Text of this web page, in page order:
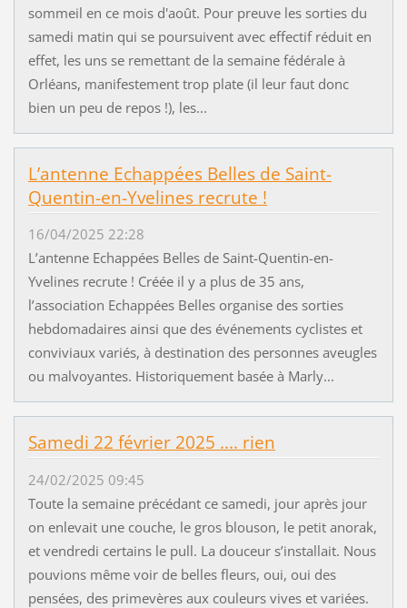
sommeil en ce mois d'août. Pour preuve les sorties du
samedi matin qui se poursuivent avec effectif réduit en
effet, les uns se remettant de la semaine fédérale à
Orléans, manifestement trop plate (il leur faut donc
bien un peu de repos !), les...
L’antenne Echappées Belles de Saint-
Quentin-en-Yvelines recrute !
16/04/2025 22:28
L’antenne Echappées Belles de Saint-Quentin-en-
Yvelines recrute ! Créée il y a plus de 35 ans,
l’association Echappées Belles organise des sorties
hebdomadaires ainsi que des événements cyclistes et
conviviaux variés, à destination des personnes aveugles
ou malvoyantes. Historiquement basée à Marly...
Samedi 22 février 2025 .... rien
24/02/2025 09:45
Toute la semaine précédant ce samedi, jour après jour
on enlevait une couche, le gros blouson, le petit anorak,
et vendredi certains le pull. La douceur s’installait. Nous
pouvions même voir de belles fleurs, oui, oui des
pensées, des primevères aux couleurs vives et variées.